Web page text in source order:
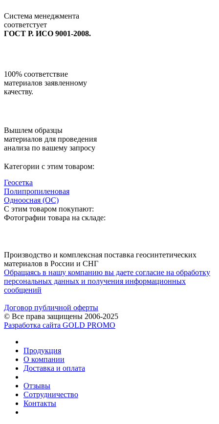
Система менеджмента
соответстует
ГОСТ Р. ИСО 9001-2008.
100% соответствие
материалов заявленному
качеству.
Вышлем образцы
материалов для проведения
анализа по вашему запросу
Категории с этим товаром:
Геосетка
Полипропиленовая
Одноосная (ОС)
С этим товаром покупают:
Фотографии товара на складе:
Производство и комплексная поставка геосинтетических
материалов в России и СНГ
Обращаясь в нашу компанию вы даете согласие на обработку
персональных данных и получения информационных
сообщений
Договор публичной оферты
© Все права защищены 2006-2025
Разработка сайта GOLD PROMO
Продукция
О компании
Доставка и оплата
Отзывы
Сотрудничество
Контакты